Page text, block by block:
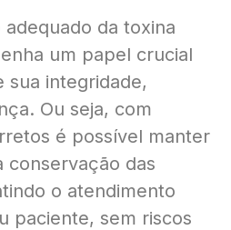
da toxina
um papel crucial
sua integridade,
Ou seja, com
é possível manter
conservação das
o atendimento
paciente, sem riscos